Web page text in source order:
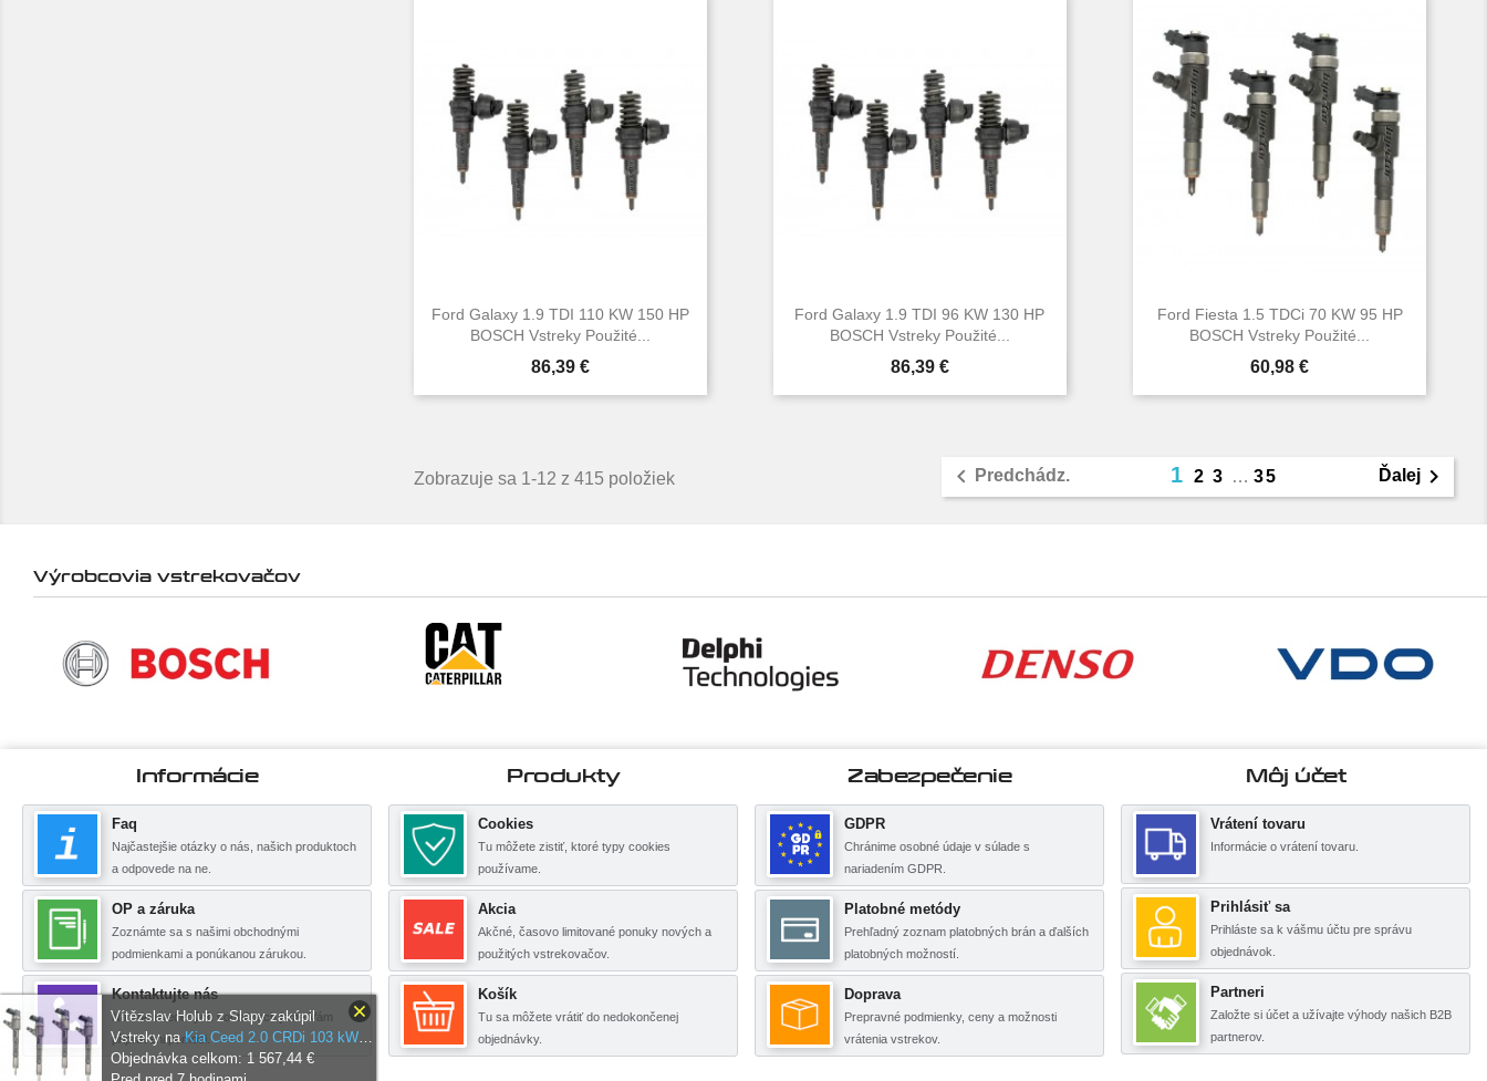
Ford Galaxy 1.9 TDI 110 KW 150 HP
BOSCH Vstreky Použité...
Cena
86,39 €
Rýchly náhľad
Ford Galaxy 1.9 TDI 96 KW 130 HP
BOSCH Vstreky Použité...
Cena
86,39 €
Rýchly náhľad
Ford Fiesta 1.5 TDCi 70 KW 95 HP
BOSCH Vstreky Použité...
Cena
60,98 €
Rýchly náhľad
Zobrazuje sa 1-12 z 415 položiek  Predchádz. 123 … 35 Ďalej
Výrobcovia vstrekovačov
Informácie
Faq
Najčastejšie otázky o nás, našich produktoch
a odpovede na ne.
OP a záruka
Zoznámte sa s našimi obchodnými
podmienkami a ponúkanou zárukou.
Kontaktujte nás
Na zde uvedených kontaktech jsme Vám
připraveni pomoci.
Produkty
Cookies
Tu môžete zistiť, ktoré typy cookies
používame.
Akcia
Akčné, časovo limitované ponuky nových a
použitých vstrekovačov.
Košík
Tu sa môžete vrátiť do nedokončenej
objednávky.
Zabezpečenie
GDPR
Chránime osobné údaje v súlade s
nariadením GDPR.
Platobné metódy
Prehľadný zoznam platobných brán a ďalších
platobných možností.
Doprava
Prepravné podmienky, ceny a možnosti
vrátenia vstrekov.
Môj účet
Vrátení tovaru
Informácie o vrátení tovaru.
Prihlásiť sa
Prihláste sa k vášmu účtu pre správu
objednávok.
Partneri
Založte si účet a užívajte výhody našich B2B
partnerov.
Vítězslav Holub z Slapy zakúpil
Vstreky naKia Ceed 2.0 CRDi 103 kW 140 HP BOSCH Vstreky 3380027400, 33800-27400
Objednávka celkom: 1 567,44 €